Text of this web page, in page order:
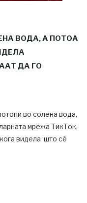
ВОДА, А ПОТОА
ДА ГО
во солена вода,
мрежа ТикТок,
видела ‘што сè